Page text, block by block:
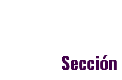
Sección